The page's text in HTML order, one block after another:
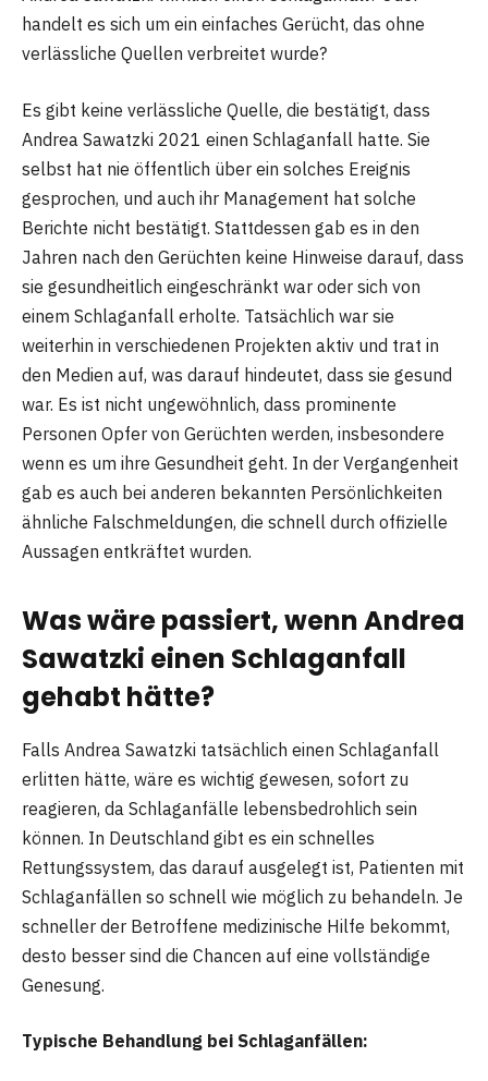
handelt es sich um ein einfaches Gerücht, das ohne
verlässliche Quellen verbreitet wurde?
Es gibt keine verlässliche Quelle, die bestätigt, dass
Andrea Sawatzki 2021 einen Schlaganfall hatte. Sie
selbst hat nie öffentlich über ein solches Ereignis
gesprochen, und auch ihr Management hat solche
Berichte nicht bestätigt. Stattdessen gab es in den
Jahren nach den Gerüchten keine Hinweise darauf, dass
sie gesundheitlich eingeschränkt war oder sich von
einem Schlaganfall erholte. Tatsächlich war sie
weiterhin in verschiedenen Projekten aktiv und trat in
den Medien auf, was darauf hindeutet, dass sie gesund
war. Es ist nicht ungewöhnlich, dass prominente
Personen Opfer von Gerüchten werden, insbesondere
wenn es um ihre Gesundheit geht. In der Vergangenheit
gab es auch bei anderen bekannten Persönlichkeiten
ähnliche Falschmeldungen, die schnell durch offizielle
Aussagen entkräftet wurden.
Was wäre passiert, wenn Andrea
Sawatzki einen Schlaganfall
gehabt hätte?
Falls Andrea Sawatzki tatsächlich einen Schlaganfall
erlitten hätte, wäre es wichtig gewesen, sofort zu
reagieren, da Schlaganfälle lebensbedrohlich sein
können. In Deutschland gibt es ein schnelles
Rettungssystem, das darauf ausgelegt ist, Patienten mit
Schlaganfällen so schnell wie möglich zu behandeln. Je
schneller der Betroffene medizinische Hilfe bekommt,
desto besser sind die Chancen auf eine vollständige
Genesung.
Typische Behandlung bei Schlaganfällen: